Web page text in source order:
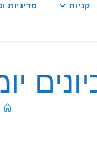
קניות מדיניות
יומיים: